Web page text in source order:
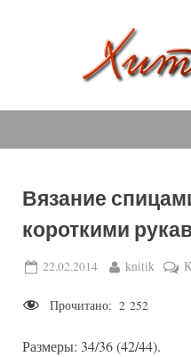
Вязание
короткими
Posted
22.02.2014 By
knitik
Прочитано: 2 252
Размеры: 34/36 (42/44).